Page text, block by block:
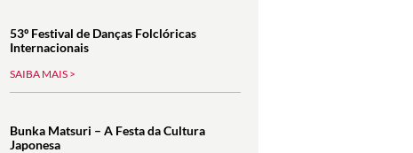
53º Festival de Danças Folclóricas
Internacionais
SAIBA MAIS >
Bunka Matsuri – A Festa da Cultura
Japonesa